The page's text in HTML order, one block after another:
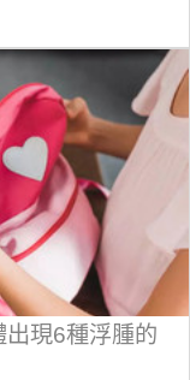
現6種浮腫的